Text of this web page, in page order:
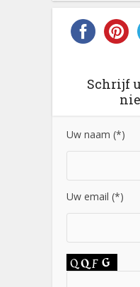
Schrijf
Uw naam (*)
Uw email (*)